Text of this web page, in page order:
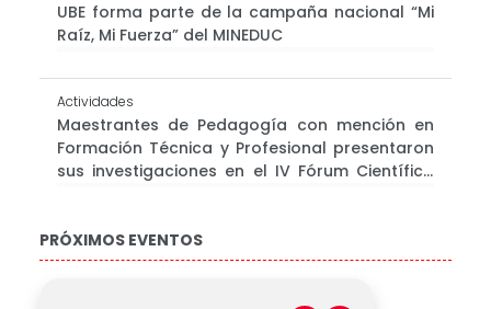
UBE forma parte de la campaña nacional “Mi
Raíz, Mi Fuerza” del MINEDUC
Actividades
Maestrantes de Pedagogía con mención en
Formación Técnica y Profesional presentaron
sus investigaciones en el IV Fórum Científico
PRÓXIMOS EVENTOS